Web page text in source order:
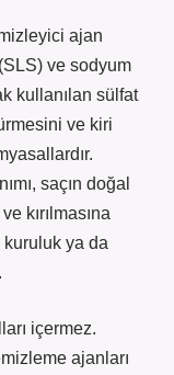
ajan
ve sodyum
kullanılan sülfat
ve kiri
saçın doğal
kırılmasına
kuruluk ya da
içermez.
ajanları